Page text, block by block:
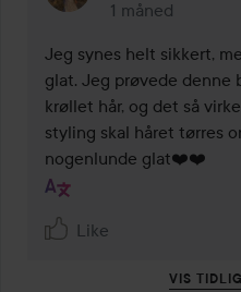
1 måned
Kommentaren
Jeg synes helt sikkert,
glat. Jeg prøvede denne
krøllet hår, og det så
styling skal håret tørres
nogenlunde glat❤️❤️
Like
VIS